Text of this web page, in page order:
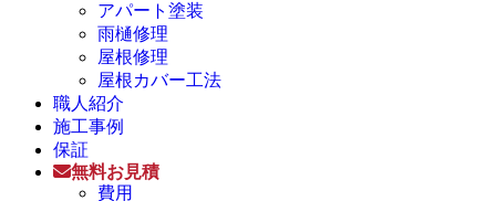
アパート塗装
雨樋修理
屋根修理
屋根カバー工法
職人紹介
施工事例
保証
無料お見積
費用